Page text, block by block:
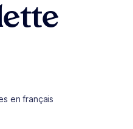
en français